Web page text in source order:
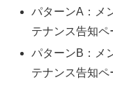
パターンA：
テナンス告知ペ
パターンB：
テナンス告知ペ